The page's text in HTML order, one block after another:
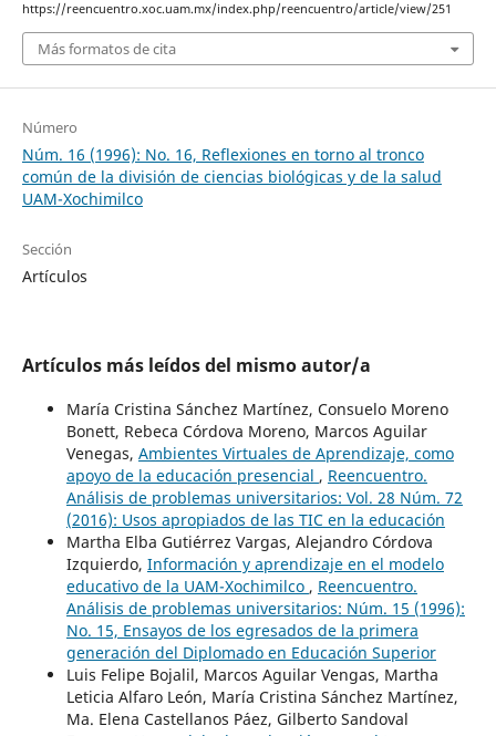
https://reencuentro.xoc.uam.mx/index.php/reencuentro/article/view/251
Más formatos de cita
Número
Núm. 16 (1996): No. 16, Reflexiones en torno al tronco
común de la división de ciencias biológicas y de la salud
UAM-Xochimilco
Sección
Artículos
Artículos más leídos del mismo autor/a
María Cristina Sánchez Martínez, Consuelo Moreno
Bonett, Rebeca Córdova Moreno, Marcos Aguilar
Venegas, Ambientes Virtuales de Aprendizaje, como
apoyo de la educación presencial , Reencuentro.
Análisis de problemas universitarios: Vol. 28 Núm. 72
(2016): Usos apropiados de las TIC en la educación
Martha Elba Gutiérrez Vargas, Alejandro Córdova
Izquierdo, Información y aprendizaje en el modelo
educativo de la UAM-Xochimilco , Reencuentro.
Análisis de problemas universitarios: Núm. 15 (1996):
No. 15, Ensayos de los egresados de la primera
generación del Diplomado en Educación Superior
Luis Felipe Bojalil, Marcos Aguilar Vengas, Martha
Leticia Alfaro León, María Cristina Sánchez Martínez,
Ma. Elena Castellanos Páez, Gilberto Sandoval